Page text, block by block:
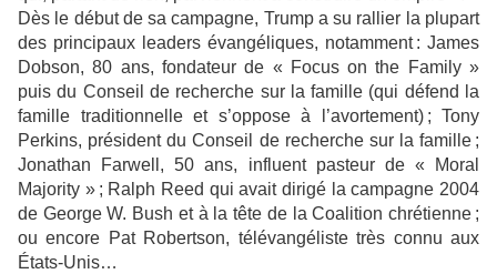
Dès le début de sa campagne, Trump a su rallier la plupart
des principaux leaders évangéliques, notamment : James
Dobson, 80 ans, fondateur de « Focus on the Family »
puis du Conseil de recherche sur la famille (qui défend la
famille traditionnelle et s’oppose à l’avortement) ; Tony
Perkins, président du Conseil de recherche sur la famille ;
Jonathan Farwell, 50 ans, influent pasteur de « Moral
Majority » ; Ralph Reed qui avait dirigé la campagne 2004
de George W. Bush et à la tête de la Coalition chrétienne ;
ou encore Pat Robertson, télévangéliste très connu aux
États-Unis…